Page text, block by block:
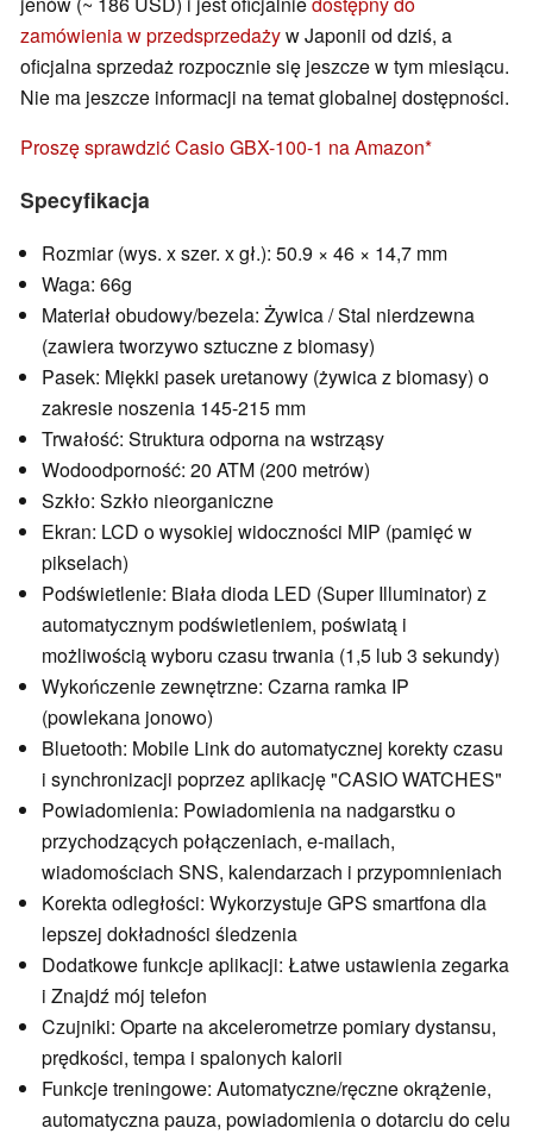
zamówienia w przedsprzedażyw Japonii od dziś, a
oficjalna sprzedaż rozpocznie się jeszcze w tym miesiącu.
Nie ma jeszcze informacji na temat globalnej dostępności.
Proszę sprawdzić Casio GBX-100-1 na Amazon
Specyfikacja
Rozmiar (wys. x szer. x gł.): 50.9 × 46 × 14,7 mm
Waga: 66g
Materiał obudowy/bezela: Żywica / Stal nierdzewna
(zawiera tworzywo sztuczne z biomasy)
Pasek: Miękki pasek uretanowy (żywica z biomasy) o
zakresie noszenia 145-215 mm
Trwałość: Struktura odporna na wstrząsy
Wodoodporność: 20 ATM (200 metrów)
Szkło: Szkło nieorganiczne
Ekran: LCD o wysokiej widoczności MIP (pamięć w
pikselach)
Podświetlenie: Biała dioda LED (Super Illuminator) z
automatycznym podświetleniem, poświatą i
możliwością wyboru czasu trwania (1,5 lub 3 sekundy)
Wykończenie zewnętrzne: Czarna ramka IP
(powlekana jonowo)
Bluetooth: Mobile Link do automatycznej korekty czasu
i synchronizacji poprzez aplikację "CASIO WATCHES"
Powiadomienia: Powiadomienia na nadgarstku o
przychodzących połączeniach, e-mailach,
wiadomościach SNS, kalendarzach i przypomnieniach
Korekta odległości: Wykorzystuje GPS smartfona dla
lepszej dokładności śledzenia
Dodatkowe funkcje aplikacji: Łatwe ustawienia zegarka
i Znajdź mój telefon
Czujniki: Oparte na akcelerometrze pomiary dystansu,
prędkości, tempa i spalonych kalorii
Funkcje treningowe: Automatyczne/ręczne okrążenie,
automatyczna pauza, powiadomienia o dotarciu do celu